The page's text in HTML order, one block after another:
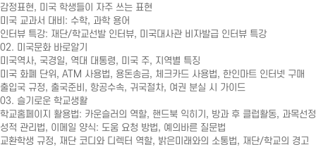
감정표현, 미국 학생들이 자주 쓰는 표현
미국 교과서 대비: 수학, 과학 용어
인터뷰 특강: 재단/학교선발 인터뷰, 미국대사관 비자발급 인터뷰 특강
02. 미국문화 바로알기
미국역사, 국경일, 역대 대통령, 미국 주, 지역별 특징
미국 화폐 단위, ATM 사용법, 용돈송금, 체크카드 사용법, 한인마트 인터넷 구매
출입국 규정, 출국준비, 항공수속, 귀국절차, 여권 분실 시 가이드
03. 슬기로운 학교생활
학교홈페이지 활용법: 카운슬러의 역할, 핸드북 익히기, 방과 후 클럽활동, 과목선정
성적 관리법, 이메일 양식: 도움 요청 방법, 예의바른 질문법
교환학생 규정, 재단 코디와 디렉터 역할, 밝은미래와의 소통법, 재단/학교의 경고